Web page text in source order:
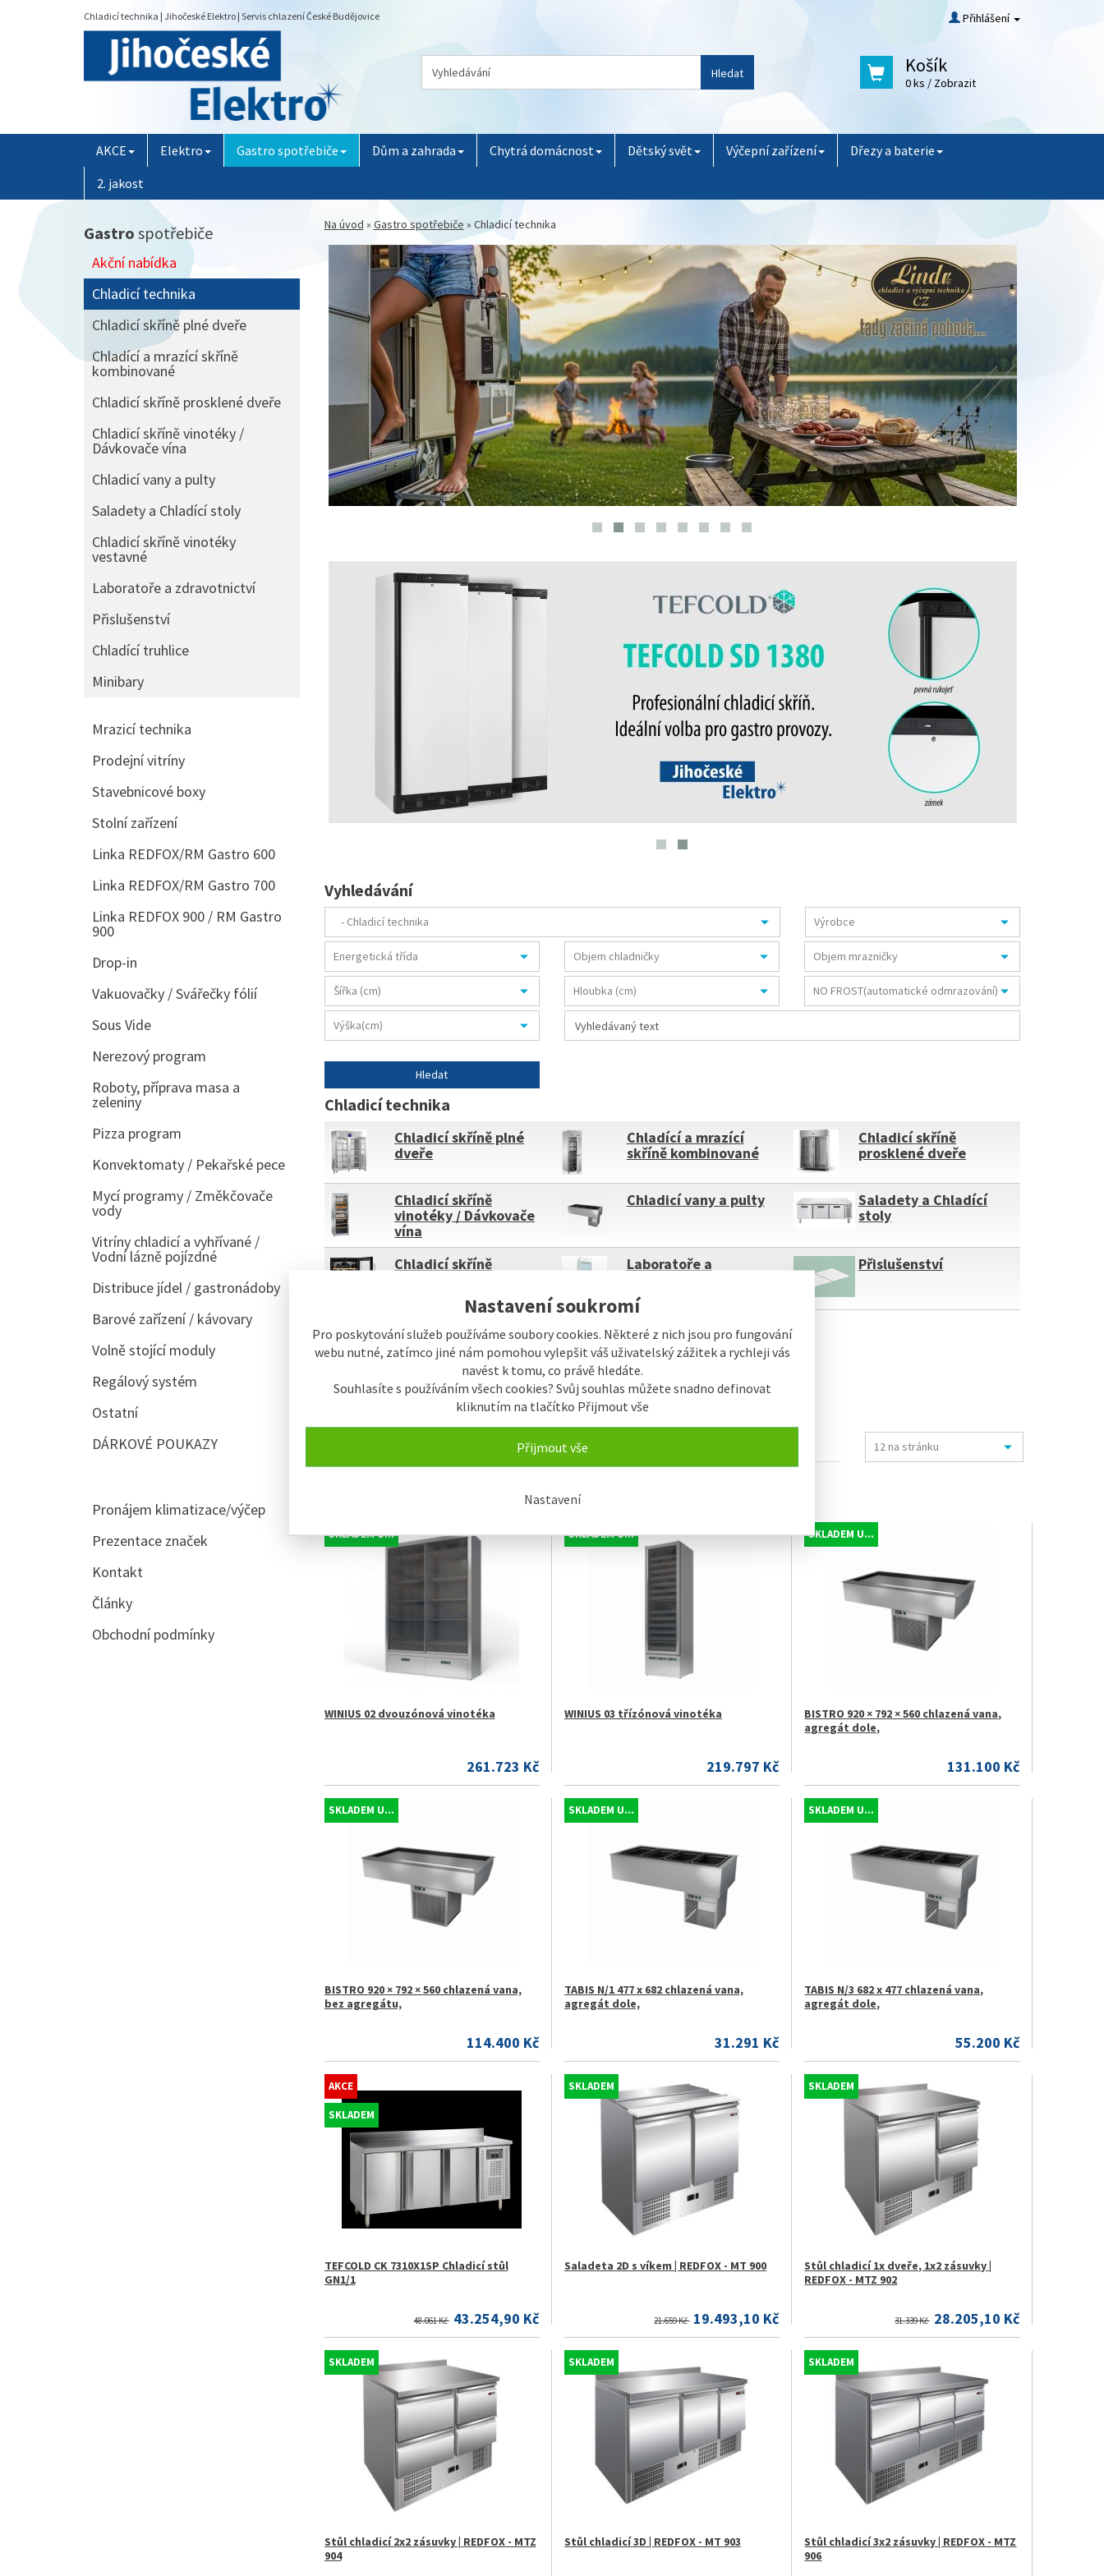
Nastavení soukromí
Pro poskytování služeb používáme soubory cookies. Některé z nich jsou pro fungování
webu nutné, zatímco jiné nám pomohou vylepšit váš uživatelský zážitek a rychleji vás
navést k tomu, co právě hledáte.
Souhlasíte s používáním všech cookies? Svůj souhlas můžete snadno definovat
kliknutím na tlačítko Přijmout vše
Přijmout vše
Nastavení
Chladicí technika | Jihočeské Elektro | Servis chlazení České Budějovice Přihlášení
Hledat Košík
0 ks / Zobrazit
AKCE Elektro Gastro spotřebiče Dům a zahrada Chytrá domácnost Dětský svět Výčepní zařízení
Dřezy a baterie
2. jakost
Na úvod » Gastro spotřebiče » Chladicí technika
Vyhledávání
Chladicí technika
Chladicí skříně plné
dveře
Chladící a mrazící
skříně kombinované
Chladicí skříně
prosklené dveře
Chladicí skříně
vinotéky / Dávkovače
vína
Chladicí vany a pulty
Saladety a Chladící
stoly
Chladicí skříně
Laboratoře a
Přislušenství
Chladící truhlice Minibary
Od nejlevnějšího Od nejdražšího
SKLADEM U...
WINIUS 02 dvouzónová vinotéka
261.723 Kč
SKLADEM U...
WINIUS 03 třízónová vinotéka
219.797 Kč
SKLADEM U...
BISTRO 920 × 792 × 560 chlazená vana,
agregát dole,
131.100 Kč
SKLADEM U...
BISTRO 920 × 792 × 560 chlazená vana,
bez agregátu,
114.400 Kč
SKLADEM U...
TABIS N/1 477 x 682 chlazená vana,
agregát dole,
31.291 Kč
SKLADEM U...
TABIS N/3 682 x 477 chlazená vana,
agregát dole,
55.200 Kč
AKCE
SKLADEM
TEFCOLD CK 7310X1SP Chladicí stůl
GN1/1
48.061 Kč 43.254,90 Kč
SKLADEM
Saladeta 2D s víkem | REDFOX - MT 900
21.659 Kč 19.493,10 Kč
SKLADEM
Stůl chladicí 1x dveře, 1x2 zásuvky |
REDFOX - MTZ 902
31.339 Kč 28.205,10 Kč
SKLADEM
Stůl chladicí 2x2 zásuvky | REDFOX - MTZ
904
SKLADEM
Stůl chladicí 3D | REDFOX - MT 903
SKLADEM
Stůl chladicí 3x2 zásuvky | REDFOX - MTZ
906
Gastro spotřebiče
Akční nabídka
Chladicí technika
Chladicí skříně plné dveře
Chladící a mrazící skříně
kombinované
Chladicí skříně prosklené dveře
Chladicí skříně vinotéky /
Dávkovače vína
Chladicí vany a pulty
Saladety a Chladící stoly
Chladicí skříně vinotéky
vestavné
Laboratoře a zdravotnictví
Přislušenství
Chladící truhlice
Minibary
Mrazicí technika
Prodejní vitríny
Stavebnicové boxy
Stolní zařízení
Linka REDFOX/RM Gastro 600
Linka REDFOX/RM Gastro 700
Linka REDFOX 900 / RM Gastro
900
Drop-in
Vakuovačky / Svářečky fólií
Sous Vide
Nerezový program
Roboty, příprava masa a
zeleniny
Pizza program
Konvektomaty / Pekařské pece
Mycí programy / Změkčovače
vody
Vitríny chladicí a vyhřívané /
Vodní lázně pojízdné
Distribuce jídel / gastronádoby
Barové zařízení / kávovary
Volně stojící moduly
Regálový systém
Ostatní
DÁRKOVÉ POUKAZY
Pronájem klimatizace/výčep
Prezentace značek
Kontakt
Články
Obchodní podmínky